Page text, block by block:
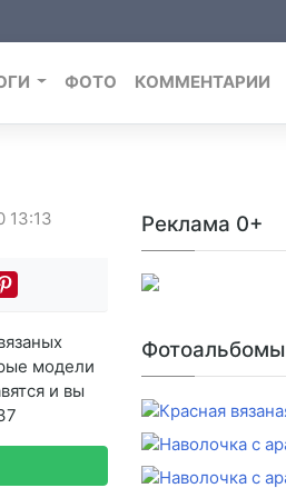
ФОТО КОММЕНТАРИИ
13:13
модели
и вы
Реклама 0+
Фотоальбомы